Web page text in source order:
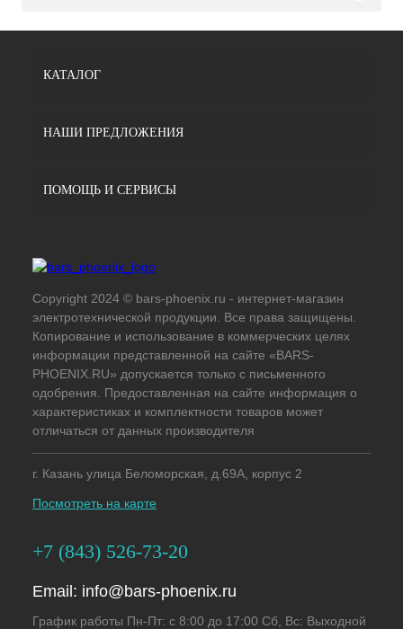
КАТАЛОГ
НАШИ ПРЕДЛОЖЕНИЯ
ПОМОЩЬ И СЕРВИСЫ
Copyright 2024 © bars-phoenix.ru - интернет-магазин
электротехнической продукции. Все права защищены.
Копирование и использование в коммерческих целях
информации представленной на сайте «BARS-
PHOENIX.RU» допускается только с письменного
одобрения. Предоставленная на сайте информация о
характеристиках и комплектности товаров может
отличаться от данных производителя
г. Казань улица Беломорская, д.69А, корпус 2
Посмотреть на карте
+7 (843) 526-73-20
Email: info@bars-phoenix.ru
График работы Пн-Пт: с 8:00 до 17:00 Сб, Вс: Выходной